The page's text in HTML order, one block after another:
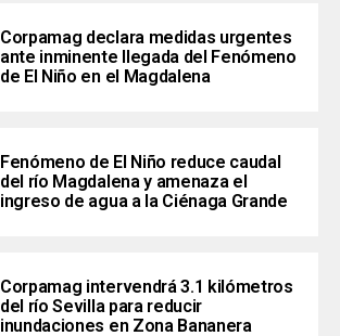
Corpamag declara medidas urgentes
ante inminente llegada del Fenómeno
de El Niño en el Magdalena
Fenómeno de El Niño reduce caudal
del río Magdalena y amenaza el
ingreso de agua a la Ciénaga Grande
Corpamag intervendrá 3.1 kilómetros
del río Sevilla para reducir
inundaciones en Zona Bananera